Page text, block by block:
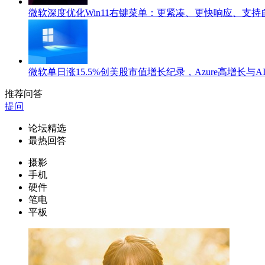
微软深度优化Win11右键菜单：更紧凑、更快响应、支持
微软单日涨15.5%创美股市值增长纪录，Azure高增长与
推荐问答
提问
论坛精选
最热回答
摄影
手机
硬件
笔电
平板